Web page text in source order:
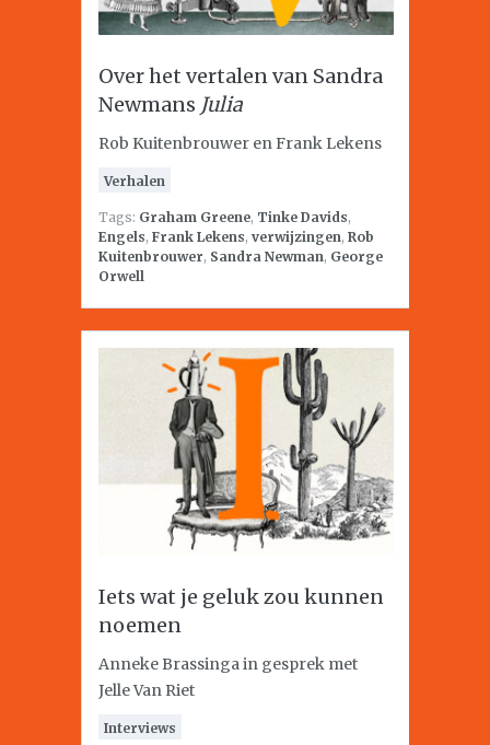
Over het vertalen van Sandra
Newmans Julia
Rob Kuitenbrouwer en Frank Lekens
Verhalen
Tags: Graham Greene, Tinke Davids,
Engels, Frank Lekens, verwijzingen, Rob
Kuitenbrouwer, Sandra Newman, George
Orwell
Iets wat je geluk zou kunnen
noemen
Anneke Brassinga in gesprek met
Jelle Van Riet
Interviews